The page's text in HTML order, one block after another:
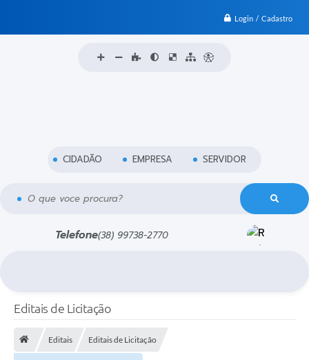
Login / Cadastro
O que voce procura?
CIDADÃO EMPRESA SERVIDOR
Telefone(38) 99738-2770
Editais de Licitação
Editais Editais de Licitação